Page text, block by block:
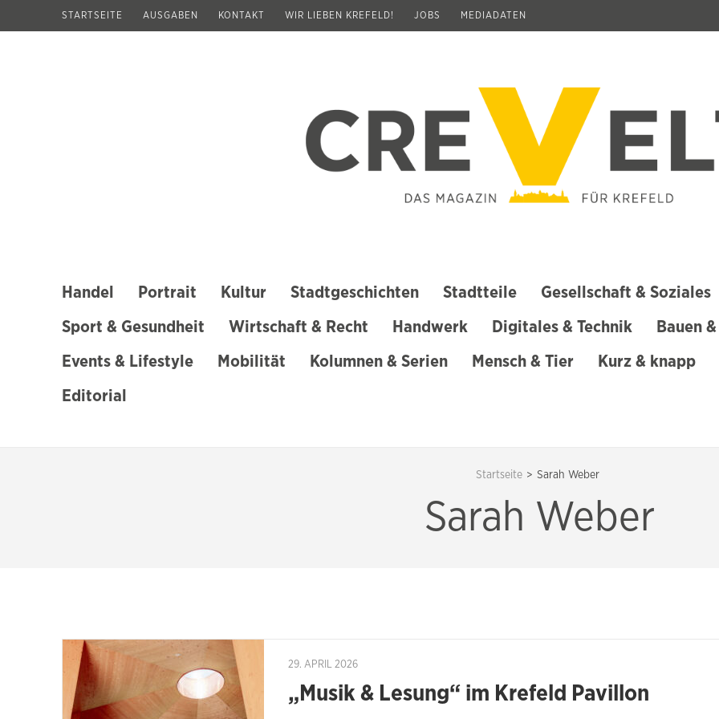
STARTSEITE AUSGABEN KONTAKT WIR LIEBEN KREFELD! JOBS MEDIADATEN
Handel Portrait Kultur Stadtgeschichten Stadtteile Gesellschaft & Soziales
Sport & Gesundheit Wirtschaft & Recht Handwerk Digitales & Technik Bauen
Events & Lifestyle Mobilität Kolumnen & Serien Mensch & Tier Kurz & knapp
Editorial
Startseite > Sarah Weber
Sarah Weber
29. APRIL 2026
„Musik & Lesung“ im Krefeld Pavillon